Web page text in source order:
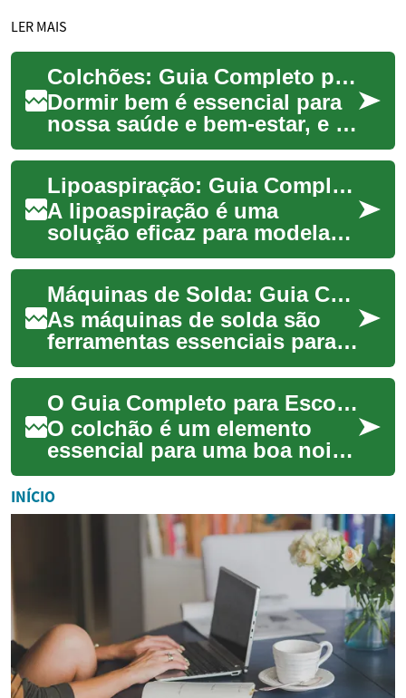
LER MAIS
Colchões: Guia Completo para Escolher o Melhor para Você
Dormir bem é essencial para
nossa saúde e bem-estar, e o
colchão desempenha um
papel fundamental nesse
processo. Com ...
Lipoaspiração: Guia Completo para Redução de Gordura Localizada
A lipoaspiração é uma
solução eficaz para modelar o
corpo e reduzir depósitos de
gordura localizados. Este
guia expli...
Máquinas de Solda: Guia Completo para Profissionais e Entusiastas
As máquinas de solda são
ferramentas essenciais para
uma variedade de indústrias e
projetos de bricolage. Estes
equip...
O Guia Completo para Escolher o Colchão Perfeito
O colchão é um elemento
essencial para uma boa noite
de sono e,
consequentemente, para a
nossa saúde e bem-estar
INÍCIO